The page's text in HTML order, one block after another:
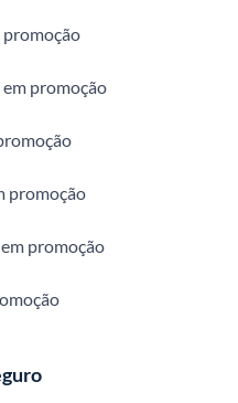
promoção
promoção
promoção
promoção